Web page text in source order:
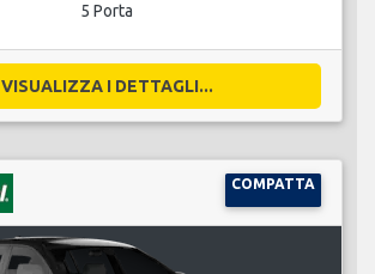
5 Porta
VISUALIZZA I DETTAGLI...
COMPATTA